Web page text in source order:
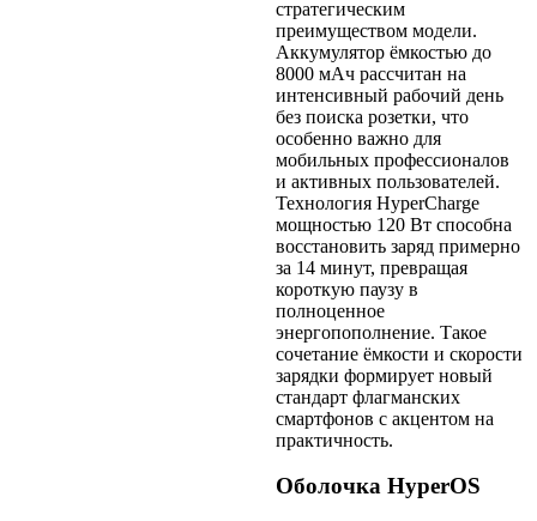
стратегическим
преимуществом модели.
Аккумулятор ёмкостью до
8000 мАч рассчитан на
интенсивный рабочий день
без поиска розетки, что
особенно важно для
мобильных профессионалов
и активных пользователей.
Технология HyperCharge
мощностью 120 Вт способна
восстановить заряд примерно
за 14 минут, превращая
короткую паузу в
полноценное
энергопополнение. Такое
сочетание ёмкости и скорости
зарядки формирует новый
стандарт флагманских
смартфонов с акцентом на
практичность.
Оболочка HyperOS